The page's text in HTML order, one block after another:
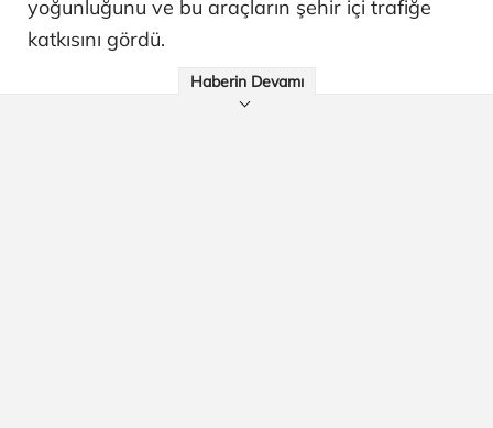
yoğunluğunu ve bu araçların şehir içi trafiğe
katkısını gördü.
Haberin Devamı